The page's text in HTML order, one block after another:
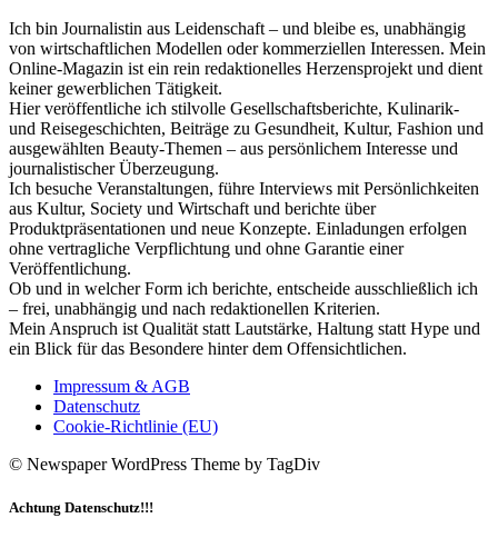
Ich bin Journalistin aus Leidenschaft – und bleibe es, unabhängig
von wirtschaftlichen Modellen oder kommerziellen Interessen. Mein
Online-Magazin ist ein rein redaktionelles Herzensprojekt und dient
keiner gewerblichen Tätigkeit.
Hier veröffentliche ich stilvolle Gesellschaftsberichte, Kulinarik-
und Reisegeschichten, Beiträge zu Gesundheit, Kultur, Fashion und
ausgewählten Beauty-Themen – aus persönlichem Interesse und
journalistischer Überzeugung.
Ich besuche Veranstaltungen, führe Interviews mit Persönlichkeiten
aus Kultur, Society und Wirtschaft und berichte über
Produktpräsentationen und neue Konzepte. Einladungen erfolgen
ohne vertragliche Verpflichtung und ohne Garantie einer
Veröffentlichung.
Ob und in welcher Form ich berichte, entscheide ausschließlich ich
– frei, unabhängig und nach redaktionellen Kriterien.
Mein Anspruch ist Qualität statt Lautstärke, Haltung statt Hype und
ein Blick für das Besondere hinter dem Offensichtlichen.
Impressum & AGB
Datenschutz
Cookie-Richtlinie (EU)
© Newspaper WordPress Theme by TagDiv
Achtung Datenschutz!!!